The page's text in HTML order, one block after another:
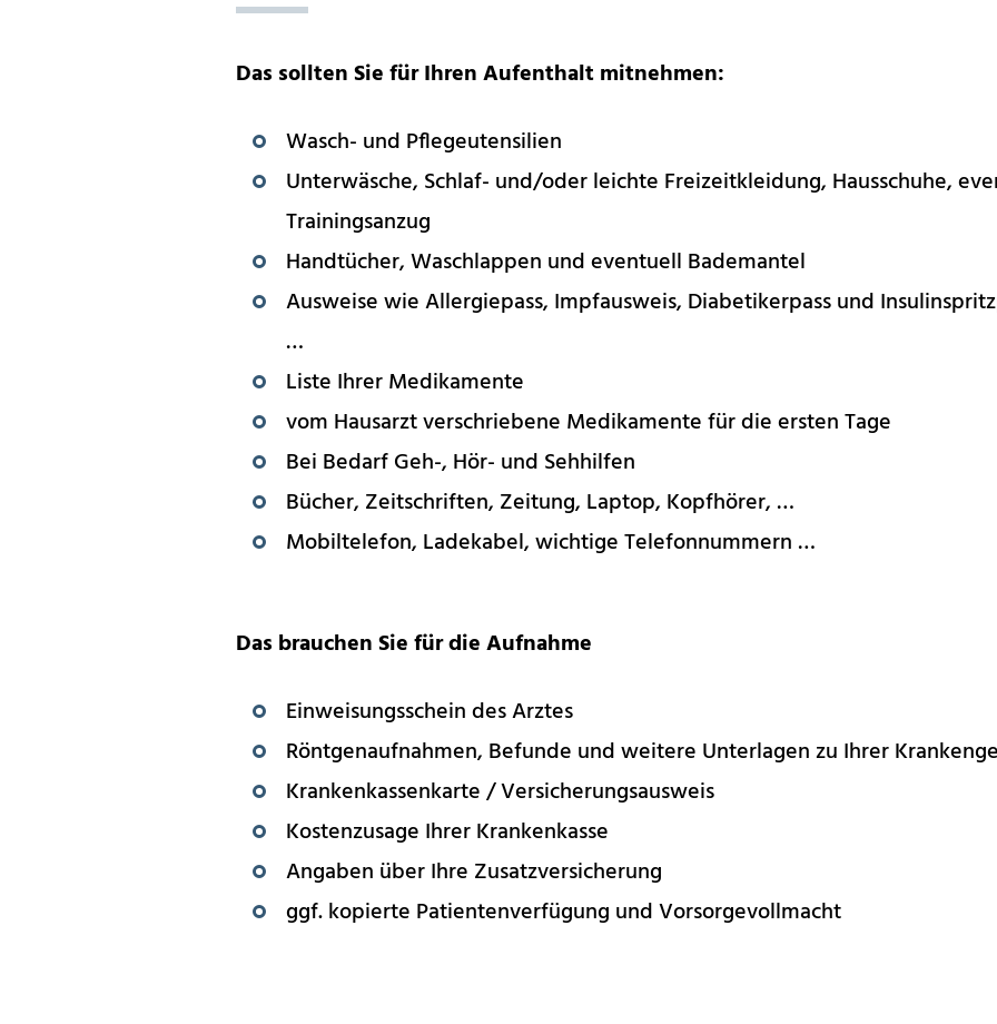
Das sollten Sie für Ihren Aufenthalt mitnehmen:
Wasch- und Pflegeutensilien
Unterwäsche, Schlaf- und/oder leichte Freizeitkleidung, Hausschuhe,
Trainingsanzug
Handtücher, Waschlappen und eventuell Bademantel
Ausweise wie Allergiepass, Impfausweis, Diabetikerpass und
…
Liste Ihrer Medikamente
vom Hausarzt verschriebene Medikamente für die ersten Tage
Bei Bedarf Geh-, Hör- und Sehhilfen
Bücher, Zeitschriften, Zeitung, Laptop, Kopfhörer, …
Mobiltelefon, Ladekabel, wichtige Telefonnummern …
Das brauchen Sie für die Aufnahme
Einweisungsschein des Arztes
Röntgenaufnahmen, Befunde und weitere Unterlagen zu Ihrer
Krankenkassenkarte / Versicherungsausweis
Kostenzusage Ihrer Krankenkasse
Angaben über Ihre Zusatzversicherung
ggf. kopierte Patientenverfügung und Vorsorgevollmacht